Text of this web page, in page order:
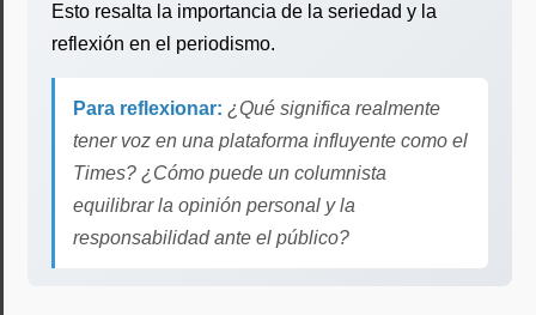
Esto resalta la importancia de la seriedad y la
reflexión en el periodismo.
Para reflexionar: ¿Qué significa realmente
tener voz en una plataforma influyente como el
Times? ¿Cómo puede un columnista
equilibrar la opinión personal y la
responsabilidad ante el público?